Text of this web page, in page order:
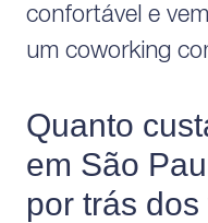
confortável e
um coworking
Quanto
em São
por trás